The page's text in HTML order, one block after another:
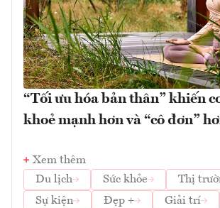
“Tối ưu hóa bản thân” khiến
khoẻ mạnh hơn và “cô đơn”
Xem thêm
Du lịch
Sức khỏe
Thị
Sự kiện
Đẹp + Giải trí